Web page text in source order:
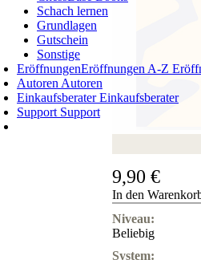
Schach lernen
Grundlagen
Gutschein
Sonstige
EröffnungenEröffnungen A-Z
Autoren Autoren
EinkaufsberaterEinkaufsberater
Support Support
9,90 €
In den
Niveau:
Beliebig
System: